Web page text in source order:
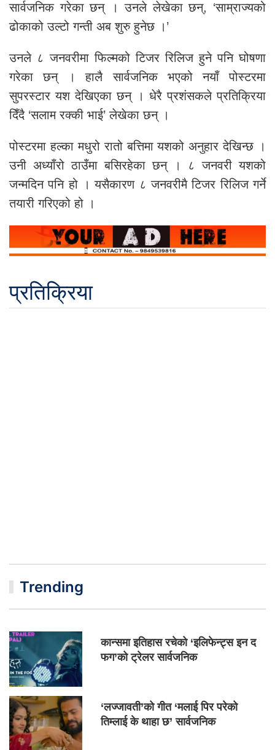
सार्वजनिक गरेका छन् । उनले लेखेका छन्, ‘साम्राज्यको
ढोकाको उल्टो गन्ती अब शुरु हुनेछ ।’
उनले ८ जनवरीमा फिल्मको टिजर रिलिज हुने पनि घोषणा
गरेका छन् । हालै सार्वजनिक भएको नयाँ पोस्टरमा
सुपरस्टार यश देखिएका छन् । धेरै प्रशंसकले प्रतिक्रिया
दिँदै ‘सलाम रक्की भाई’ लेखेका छन् ।
पोस्टरमा हल्का मधुरो रातो बत्तिमा यशको अनुहार देखिन्छ ।
उनी अध्याँरो ठाउँमा बसिरहेका छन् । ८ जनवरी यशको
जन्मदिन पनि हो । यसैकारण ८ जनवरीमै टिजर रिलिज गर्ने
तयारी गरिएको हो ।
प्रतिक्रिया
Trending
कान्समा इतिहास रचेको ‘इलिफेन्ट्स इन द
फग’को ट्रेलर सार्वजनिक
‘लज्जावती’को गीत ‘मलाई पिर परेको
तिम्लाई के थाहा छ’ सार्वजनिक